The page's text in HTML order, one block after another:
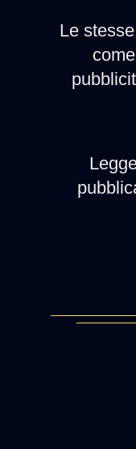
Le